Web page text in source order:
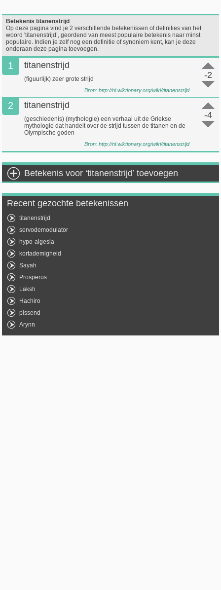
Betekenis titanenstrijd
Op deze pagina vind je 2 verschillende betekenissen of definities van het
woord 'titanenstrijd’, geordend van meest populaire betekenis naar minst
populaire. Indien je zelf nog een definitie of synoniem kent, kan je deze
onderaan deze pagina toevoegen.
1
-2
titanenstrijd
(figuurlijk) zeer grote strijd
Bron: http://nl.wiktionary.org/wiki/titanenstrijd
2
-4
titanenstrijd
(geschiedenis) (mythologie) een verhaal uit de Griekse
mythologie dat handelt over de strijd tussen de titanen en de
Olympische goden
Bron: http://nl.wiktionary.org/wiki/titanenstrijd
Betekenis voor ‘titanenstrijd’ toevoegen
Recent gezochte betekenissen
titanenstrijd
servodemodulator
hypo-algesia
kortademigheid
Sayah
Prosperus
Laksh
Hachiro
pissend
Arynn